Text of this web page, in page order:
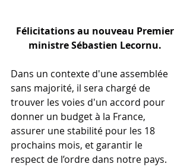
Félicitations au nouveau Premier
ministre Sébastien Lecornu.
Dans un contexte d'une assemblée
sans majorité, il sera chargé de
trouver les voies d'un accord pour
donner un budget à la France,
assurer une stabilité pour les 18
prochains mois, et garantir le
respect de l’ordre dans notre pays.